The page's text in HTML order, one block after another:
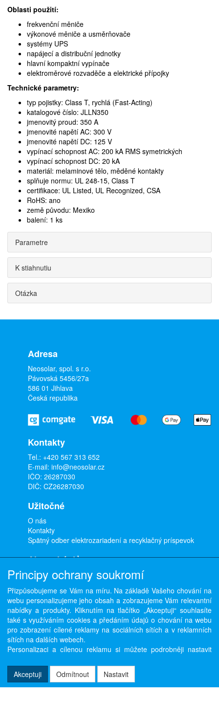
Oblasti použití:
frekvenční měniče
výkonové měniče a usměrňovače
systémy UPS
napájecí a distribuční jednotky
hlavní kompaktní vypínače
elektroměrové rozvaděče a elektrické přípojky
Technické parametry:
typ pojistky: Class T, rychlá (Fast-Acting)
katalogové číslo: JLLN350
jmenovitý proud: 350 A
jmenovité napětí AC: 300 V
jmenovité napětí DC: 125 V
vypínací schopnost AC: 200 kA RMS symetrických
vypínací schopnost DC: 20 kA
materiál: melaminové tělo, měděné kontakty
splňuje normu: UL 248-15, Class T
certifikace: UL Listed, UL Recognized, CSA
RoHS: ano
země původu: Mexiko
balení: 1 ks
Parametre
K stiahnutiu
Otázka
Adresa
Neosolar, spol. s r.o.
Pávovská 5456/27a
586 01 Jihlava
Česká republika
Kontakty
Tel.: +420 567 313 652
E-mail: info@neosolar.cz
IČO: 26287030
DIČ: CZ26287030
Užitočné
O nás
Kontakty
Spätný odber elektrozariadení a recyklačný príspevok
Ako nakúpiť
Doprava a platba
Obchodné podmienky
Ochrana osobných údajov
Odstúpenie od zmluvy
Copyright © ABRA Software a.s. 2026,
Principy ochrany soukromí
Přizpůsobujeme se Vám na míru. Na základě Vašeho chování na
webu personalizujeme jeho obsah a zobrazujeme Vám relevantní
nabídky a produkty. Kliknutím na tlačítko „Akceptuji“ souhlasíte
také s využíváním cookies a předáním údajů o chování na webu
pro zobrazení cílené reklamy na sociálních sítích a v reklamních
sítích na dalších webech.
Personalizaci a cílenou reklamu si můžete podrobněji nastavit
Akceptuji
Odmítnout Nastavit